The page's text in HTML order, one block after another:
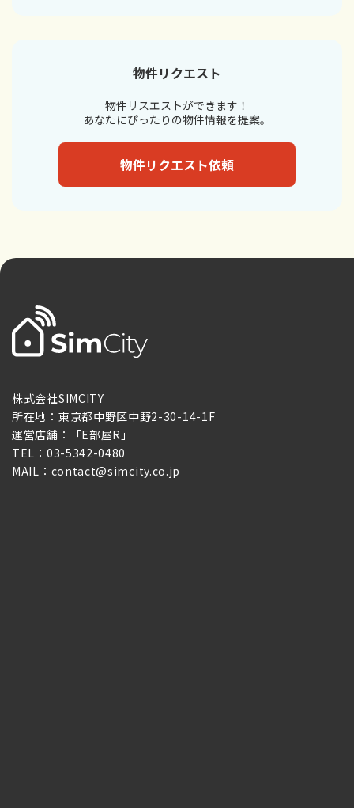
物件リクエスト
物件リスエストができます！
あなたにぴったりの物件情報を提案。
物件リクエスト依頼
株式会社SIMCITY
所在地：東京都中野区中野2-30-14-1F
運営店舗：「E部屋R」
TEL：03-5342-0480
MAIL：contact@simcity.co.jp